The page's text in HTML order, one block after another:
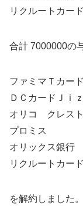
リクルートカー
合計 7000000の
ファミマＴカード
ＤＣカードＪｉ
オリコ クレスト
プロミス
オリックス銀行
リクルートカード
を解約しました。